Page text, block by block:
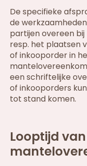
De specifieke
de
partijen overeen
resp. het plaatsen
of inkooporder in
een schriftelijke
of inkooporders
tot stand komen.
Looptijd